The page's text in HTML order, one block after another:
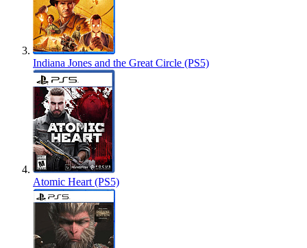
Indiana Jones and the Great Circle (PS5)
Atomic Heart (PS5)